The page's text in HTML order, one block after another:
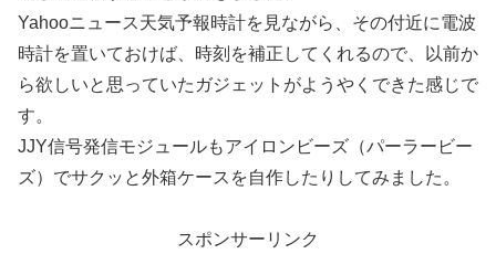
Yahooニュース天気予報時計を見ながら、その付近に電波
時計を置いておけば、時刻を補正してくれるので、以前か
ら欲しいと思っていたガジェットがようやくできた感じで
す。
JJY信号発信モジュールもアイロンビーズ（パーラービー
ズ）でサクッと外箱ケースを自作したりしてみました。
スポンサーリンク